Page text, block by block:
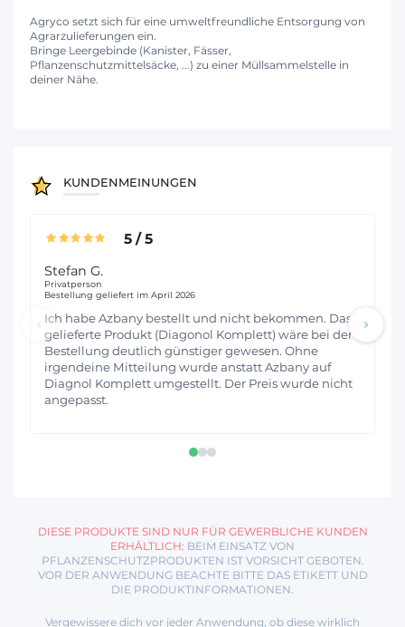
Agryco setzt sich für eine umweltfreundliche Entsorgung von
Agrarzulieferungen ein.
Bringe Leergebinde (Kanister, Fässer,
Pflanzenschutzmittelsäcke, ...) zu einer Müllsammelstelle in
deiner Nähe.
KUNDENMEINUNGEN
5/5
Stefan G.
Privatperson
Bestellung geliefert im April 2026
Ich habe Azbany bestellt und nicht bekommen. Das
gelieferte Produkt (Diagonol Komplett) wäre bei der
Bestellung deutlich günstiger gewesen. Ohne
irgendeine Mitteilung wurde anstatt Azbany auf
Diagnol Komplett umgestellt. Der Preis wurde nicht
angepasst.
DIESE PRODUKTE SIND NUR FÜR GEWERBLICHE KUNDEN
ERHÄLTLICH: BEIM EINSATZ VON
PFLANZENSCHUTZPRODUKTEN IST VORSICHT GEBOTEN.
VOR DER ANWENDUNG BEACHTE BITTE DAS ETIKETT UND
DIE PRODUKTINFORMATIONEN.
Vergewissere dich vor jeder Anwendung, ob diese wirklich